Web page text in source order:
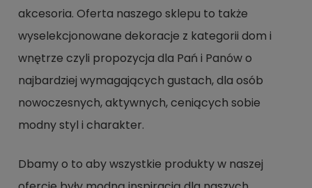
akcesoria. Oferta naszego sklepu to także
wyselekcjonowane dekoracje z kategorii dom i
wnętrze czyli propozycja dla Pań i Panów o
najbardziej wymagających gustach, dla osób
nowoczesnych, aktywnych, ceniących sobie
modny styl i charakter.
Dbamy o to aby wszystkie produkty w naszej